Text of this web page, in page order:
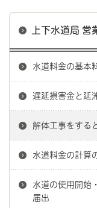
上下水道局 営
水道料金の基本
遅延損害金と延
解体工事をする
水道料金の計算
水道の使用開始
届出